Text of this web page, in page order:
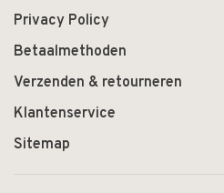
Privacy Policy
Betaalmethoden
Verzenden & retourneren
Klantenservice
Sitemap